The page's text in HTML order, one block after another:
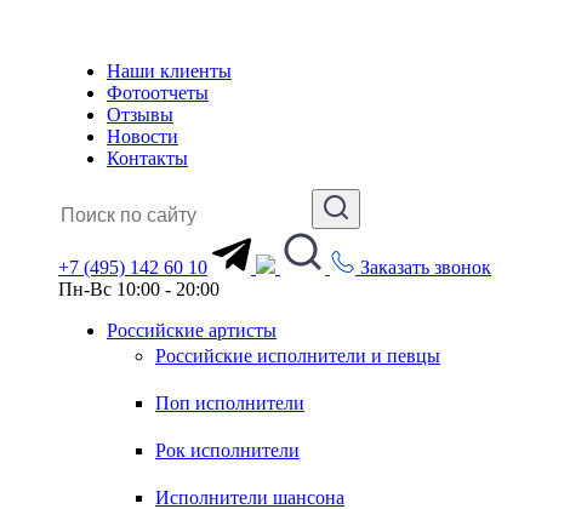
Наши клиенты
Фотоотчеты
Отзывы
Новости
Контакты
+7 (495) 142 60 10
Заказать звонок
Пн-Вс 10:00 - 20:00
Российские артисты
Российские исполнители и певцы
Поп исполнители
Рок исполнители
Исполнители шансона